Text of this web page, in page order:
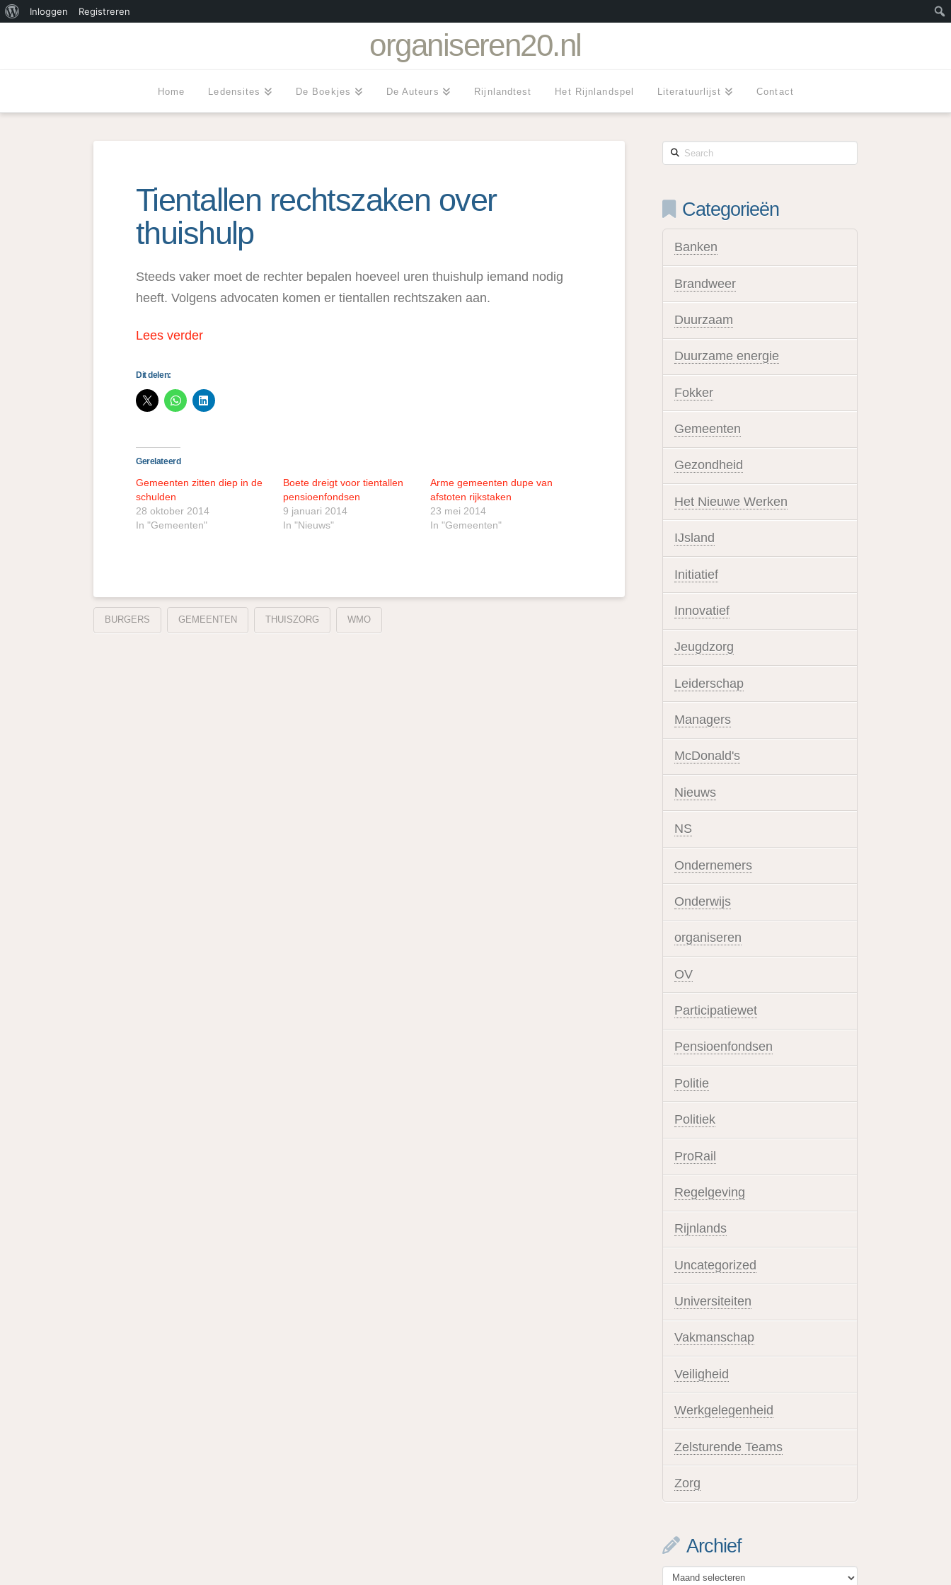
Over
Inloggen
Registreren
organiseren20.nl
Home Ledensites De Boekjes De Auteurs Rijnlandtest Het Rijnlandspel Literatuurlijst Contact
Tientallen rechtszaken over
thuishulp
Steeds vaker moet de rechter bepalen hoeveel uren thuishulp iemand nodig
heeft. Volgens advocaten komen er tientallen rechtszaken aan.
Lees verder
Dit delen:
Gerelateerd
Gemeenten zitten diep in de
schulden
28 oktober 2014
In "Gemeenten"
Boete dreigt voor tientallen
pensioenfondsen
9 januari 2014
In "Nieuws"
Arme gemeenten dupe van
afstoten rijkstaken
23 mei 2014
In "Gemeenten"
BURGERS GEMEENTEN THUISZORG WMO
Search
Categorieën
Banken
Brandweer
Duurzaam
Duurzame energie
Fokker
Gemeenten
Gezondheid
Het Nieuwe Werken
IJsland
Initiatief
Innovatief
Jeugdzorg
Leiderschap
Managers
McDonald's
Nieuws
NS
Ondernemers
Onderwijs
organiseren
OV
Participatiewet
Pensioenfondsen
Politie
Politiek
ProRail
Regelgeving
Rijnlands
Uncategorized
Universiteiten
Vakmanschap
Veiligheid
Werkgelegenheid
Zelsturende Teams
Zorg
Archief
Archief